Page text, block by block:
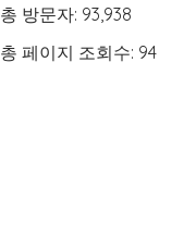
총 방문자: 93,938
총 페이지 조회수: 94